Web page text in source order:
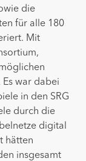
die
für alle 180
Mit
war dabei
in den SRG
durch die
digital
hätten
insgesamt